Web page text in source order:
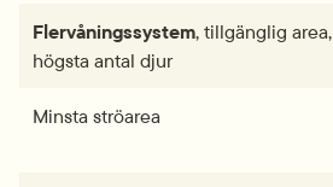
Flervånings­­­system, tillgänglig area,
högsta antal djur
Minsta strö­area